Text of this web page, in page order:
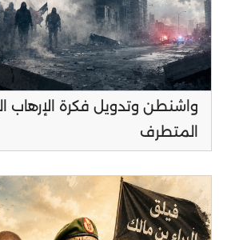
واشنطن وتدويل فكرة الإرهاب
المتطرف